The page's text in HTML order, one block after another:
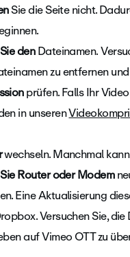
Sie die Seite nicht.
denDateinamen.
zu entfernen
prüfen. Falls Ihr
in unseren
wechseln. Manchmal
Router oder Modem
Eine Aktualisierung
Versuchen Sie,
auf Vimeo OTT zu